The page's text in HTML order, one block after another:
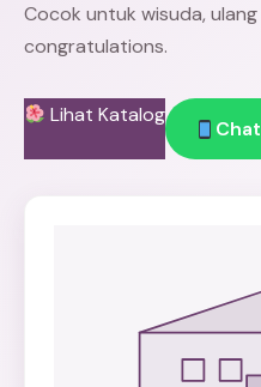
Cocok untuk wisuda,
congratulations.
Lihat Katalog